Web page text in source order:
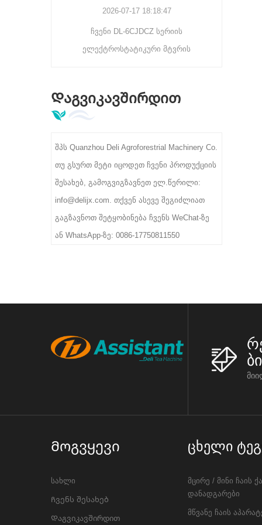
გამწმენდ ეფექტს, რაც
საშუალო მასშტაბის
ჩაის წარმოების
2026-07-17 18:18:47
ჩვენი DL-6CJDCZ სერიის
ელექტროსტატიკური მტვრის
ბოჭკოს და უცხო მინარევებს
90%-96% გაწმენდის სიჩქარით. 3/5/8
უჭერენ 300-400 კგ/სთ სიმძლავრეს,
380 ვ სამრეწველო ძაბვას,
იდეალურია ჩაის პირველადი
გადამამუშავებელი ქარხნებისთვის.
Დაგვიკავშირდით
შპს Quanzhou Deli Agroforestrial Machinery Co.
თუ გსურთ მეტი იცოდეთ ჩვენი პროდუქციის
შესახებ, გამოგვიგზავნეთ ელ.წერილი:
info@delijx.com. თქვენ ასევე შეგიძლიათ
გაგზავნოთ შეტყობინება ჩვენს WeChat-ზე
ან WhatsApp-ზე: 0086-17750811550
Მოგვყევი
სახლი
Ჩვენს შესახებ
Დაგვიკავშირდით
Ცხელი
მცირე / მინი ჩაის
დანადგარები
მწვანე ჩაის